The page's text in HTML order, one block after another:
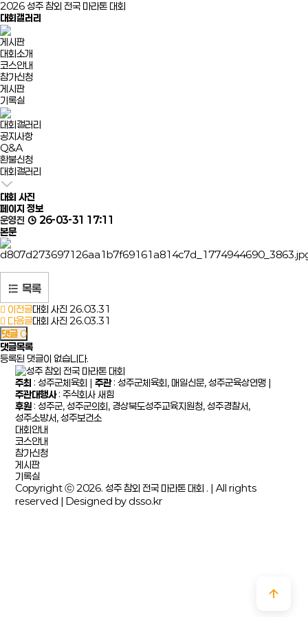
2026 성주 참외 전국 마라톤 대회
대회갤러리
게시판
대회소개
코스안내
참가신청
게시판
기록실
대회갤러리
공지사항
Q&A
환불신청
대회갤러리
대회 사진
페이지 정보
운영진
26-03-31 17:11
본문
목록
이전글대회 사진 26.03.31
다음글대회 사진 26.03.31
댓글0
댓글목록
등록된 댓글이 없습니다.
주최 : 성주군체육회 |주관: 성주군체육회, 매일신문, 성주군육상연맹 |
주관대행사: 주식회사 새힘
후원 : 성주군, 성주군의회, 경상북도성주교육지원청, 성주경찰서,
성주소방서, 성주보건소
대회안내
코스안내
참가신청
게시판
기록실
Copyright ⓒ 2026. 성주 참외 전국 마라톤 대회 . | All rights
reserved | Designed by dsso.kr